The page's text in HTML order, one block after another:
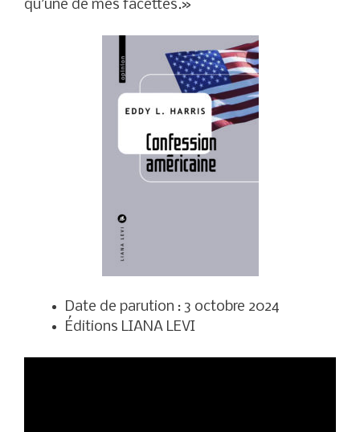
qu’une de mes facettes.»
Date de parution : 3 octobre 2024
Éditions LIANA LEVI